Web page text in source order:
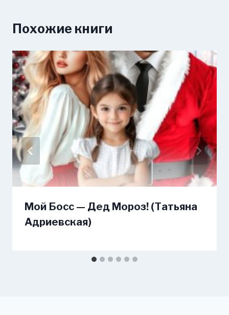
Похожие книги
Мой Босс — Дед Мороз! (Татьяна
Адриевская)